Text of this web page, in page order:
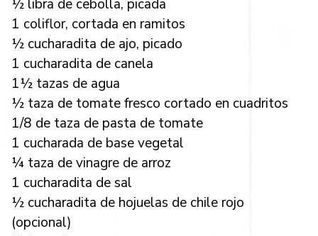
½ libra de cebolla, picada
1 coliflor, cortada en ramitos
½ cucharadita de ajo, picado
1 cucharadita de canela
1½ tazas de agua
½ taza de tomate fresco cortado en cuadritos
1/8 de taza de pasta de tomate
1 cucharada de base vegetal
¼ taza de vinagre de arroz
1 cucharadita de sal
½ cucharadita de hojuelas de chile rojo
(opcional)